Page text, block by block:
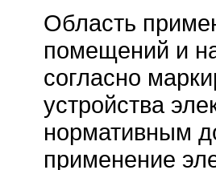
Область
помещений и
согласно
устройства
нормативным
применение